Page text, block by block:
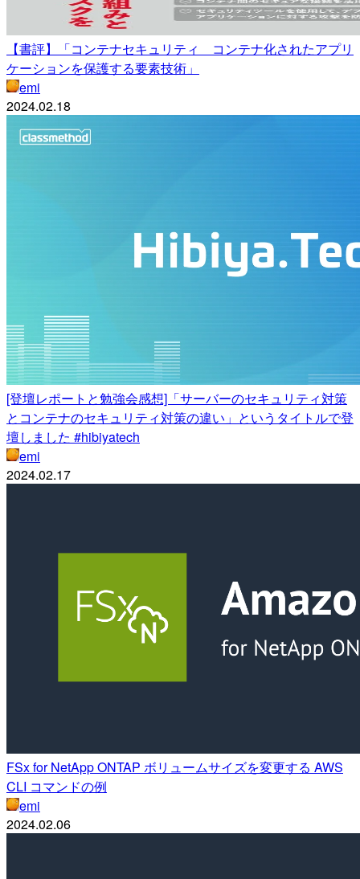
【書評】「コンテナセキュリティ コンテナ化されたアプリ
ケーションを保護する要素技術」
emi
2024.02.18
[登壇レポートと勉強会感想]「サーバーのセキュリティ対策
とコンテナのセキュリティ対策の違い」というタイトルで登
壇しました #hibiyatech
emi
2024.02.17
FSx for NetApp ONTAP ボリュームサイズを変更する AWS
CLI コマンドの例
emi
2024.02.06